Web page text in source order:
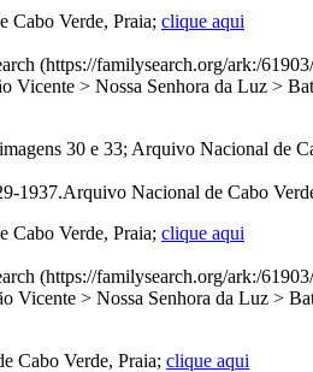
Cabo Verde, Praia; clique aqui
(https://familysearch.org/ark:/
> Nossa Senhora da Luz >
30 e 33; Arquivo Nacional de
1937.Arquivo Nacional de Cabo
Cabo Verde, Praia; clique aqui
(https://familysearch.org/ark:/
> Nossa Senhora da Luz >
Cabo Verde, Praia; clique aqui